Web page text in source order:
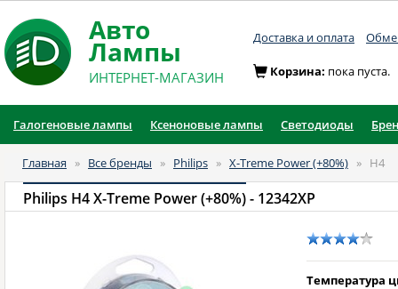
Авто
Лампы
ИНТЕРНЕТ-МАГАЗИН
Доставка и оплата
Корзина: пока пуста.
Галогеновые лампы Ксеноновые лампы Светодиоды
Главная » Все бренды » Philips » X-Treme Power (+80%) » H4
Philips H4 X-Treme Power (+80%)- 12342XP
Температура